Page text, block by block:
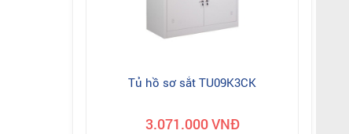
Tủ hồ sơ sắt TU09K3CK
3.071.000 VNĐ